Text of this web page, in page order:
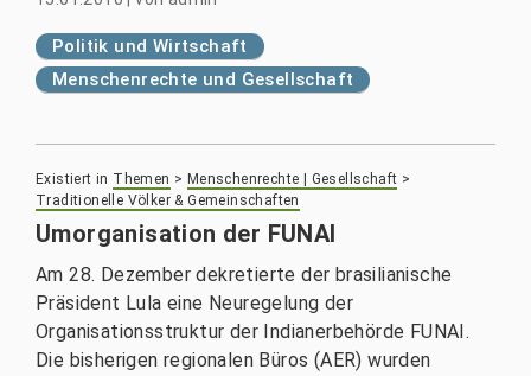
Politik und Wirtschaft
Menschenrechte und Gesellschaft
Existiert in Themen > Menschenrechte | Gesellschaft >
Traditionelle Völker & Gemeinschaften
Umorganisation der FUNAI
Am 28. Dezember dekretierte der brasilianische
Präsident Lula eine Neuregelung der
Organisationsstruktur der Indianerbehörde FUNAI.
Die bisherigen regionalen Büros (AER) wurden